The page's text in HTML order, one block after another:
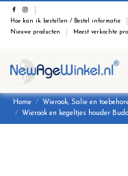
Hoe kan ik bestellen / Bestel informatie
Nieuwe producten
Meest verkochte
Home Wierook, Salie en
Wierook en kegeltjes houder